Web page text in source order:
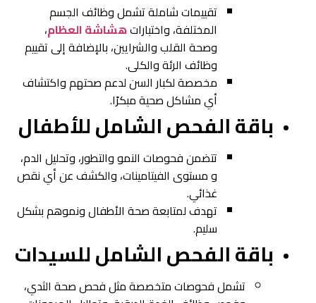
تقييمات شاملة تشمل وظائف الجسم
المختلفة، واختباراتهشاشة العظام،
وصحة القلب والشرايين، بالإضافة إلى تقييم
وظائف الرئة والكلى.
مخصصة لكبار السن لدعم صحتهم واكتشاف
أي مشاكل صحية مبكرًا.
باقة الفحص الشامل للأطفال
تتضمن فحوصات النمو والتطور، وتحليل الدم،
و مستوى الفيتامينات، والكشف عن أي نقص
غذائي.
تهدف لمتابعة صحة الأطفال ونموهم بشكل
سليم.
باقة الفحص الشامل للسيدات
تشمل فحوصات متخصصة مثل فحص صحة الثدي،